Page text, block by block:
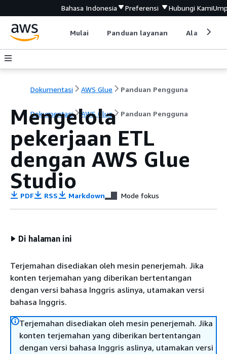
Bahasa Indonesia Preferensi Hubungi Kami
Mulai Panduan layanan Alat
Dokumentasi AWS Glue Panduan Pengguna
Dokumentasi AWS Glue Panduan Pengguna
Mengelola
pekerjaan ETL
dengan AWS Glue
Studio
PDF RSS Markdown Mode fokus
Di halaman ini
Terjemahan disediakan oleh mesin penerjemah. Jika
konten terjemahan yang diberikan bertentangan
dengan versi bahasa Inggris aslinya, utamakan versi
bahasa Inggris.
Terjemahan disediakan oleh mesin penerjemah. Jika
konten terjemahan yang diberikan bertentangan
dengan versi bahasa Inggris aslinya, utamakan versi